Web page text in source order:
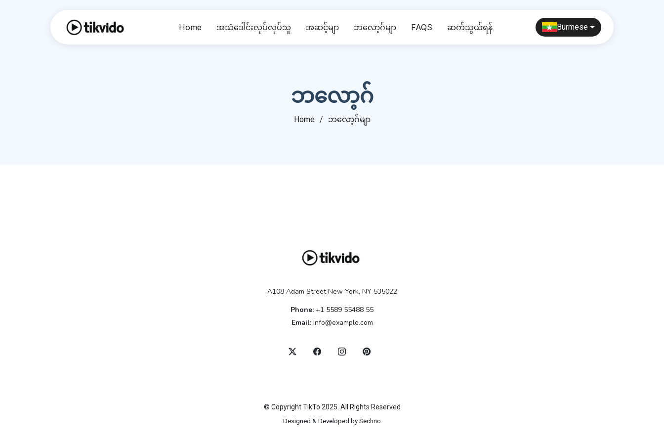
Home အသံဒေါင်းလုပ်လုပ်သူ အဆင့်မျာ ဘလော့ဂ်မျာ FAQS ဆက်သွယ်ရန် Burmese
ဘလော့ဂ်
Home ဘလော့ဂ်မျာ
A108 Adam Street New York, NY 535022
Phone: +1 5589 55488 55
Email: info@example.com
© Copyright TikTo 2025. All Rights Reserved
Designed & Developed by Sechno